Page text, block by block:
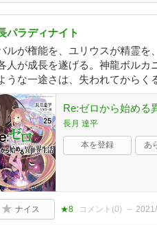
パラディナイト
ルが権能を、ユリウスが精霊を
人が成長を遂げる。神龍ボル
うな一途さは、失われてからく
Re:ゼロから始める
長月 達平
本を登録 あ
ナイス ★8 コメント(0)